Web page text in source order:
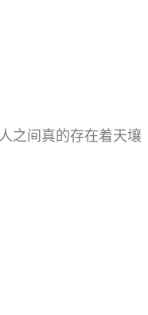
之间真的存在着天壤